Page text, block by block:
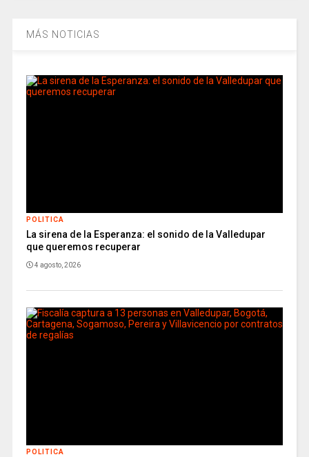
MÁS NOTICIAS
POLITICA
La sirena de la Esperanza: el sonido de la Valledupar
que queremos recuperar
4 agosto, 2026
POLITICA